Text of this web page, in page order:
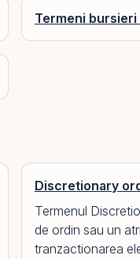
Termeni
Discretionary
Termenul
de ordin sau un
tranzactionarea